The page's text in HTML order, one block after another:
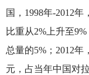
国，1998年-2012
比重从2%上升至
总量的5%；2012年
元，占当年中国对